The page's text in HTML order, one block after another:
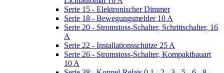
Serie 15 - Elektronischer Dimmer
Serie 18 - Bewegungsmelder 10 A
Serie 20 - Stromstoss-Schalter, Schrittschalter, 16
A
Serie 22 - Installationsschütze 25 A
Serie 26 - Stromstoss-Schalter, Kompaktbauart
10 A